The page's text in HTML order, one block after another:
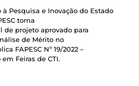
Pesquisa e Inovação do Estado
torna
de projeto aprovado para
de Mérito no
FAPESC Nº 19/2022 –
Feiras de CTI.